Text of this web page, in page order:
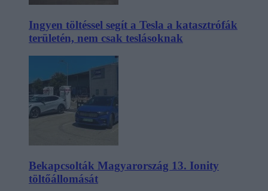
Ingyen töltéssel segít a Tesla a katasztrófák
területén, nem csak teslásoknak
Bekapcsolták Magyarország 13. Ionity
töltőállomását